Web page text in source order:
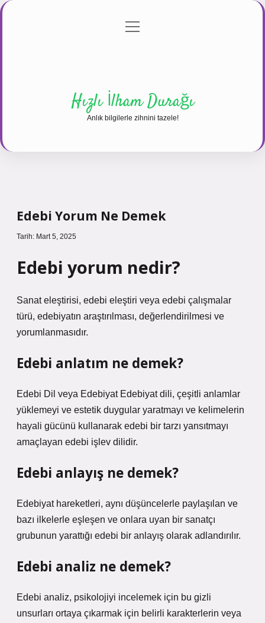
Gizlilik Politikası
menüyü
Hızlı İlham Durağı
Anlık bilgilerle zihnini tazele!
Edebi Yorum Ne Demek
Tarih: Mart 5, 2025
Edebi yorum nedir?
Sanat eleştirisi, edebi eleştiri veya edebi çalışmalar
türü, edebiyatın araştırılması, değerlendirilmesi ve
yorumlanmasıdır.
Edebi anlatım ne demek?
Edebi Dil veya Edebiyat Edebiyat dili, çeşitli anlamlar
yüklemeyi ve estetik duygular yaratmayı ve kelimelerin
hayali gücünü kullanarak edebi bir tarzı yansıtmayı
amaçlayan edebi işlev dilidir.
Edebi anlayış ne demek?
Edebiyat hareketleri, aynı düşüncelerle paylaşılan ve
bazı ilkelerle eşleşen ve onlara uyan bir sanatçı
grubunun yarattığı edebi bir anlayış olarak adlandırılır.
Edebi analiz ne demek?
Edebi analiz, psikolojiyi incelemek için bu gizli
unsurları ortaya çıkarmak için belirli karakterlerin veya